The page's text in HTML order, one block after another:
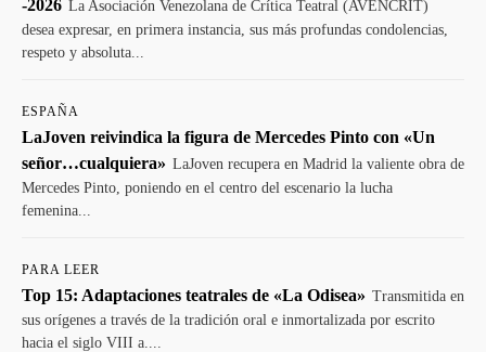
-2026 La Asociación Venezolana de Crítica Teatral (AVENCRIT)
desea expresar, en primera instancia, sus más profundas condolencias,
respeto y absoluta...
ESPAÑA
LaJoven reivindica la figura de Mercedes Pinto con «Un
señor…cualquiera» LaJoven recupera en Madrid la valiente obra de
Mercedes Pinto, poniendo en el centro del escenario la lucha
femenina...
PARA LEER
Top 15: Adaptaciones teatrales de «La Odisea» Transmitida en
sus orígenes a través de la tradición oral e inmortalizada por escrito
hacia el siglo VIII a....